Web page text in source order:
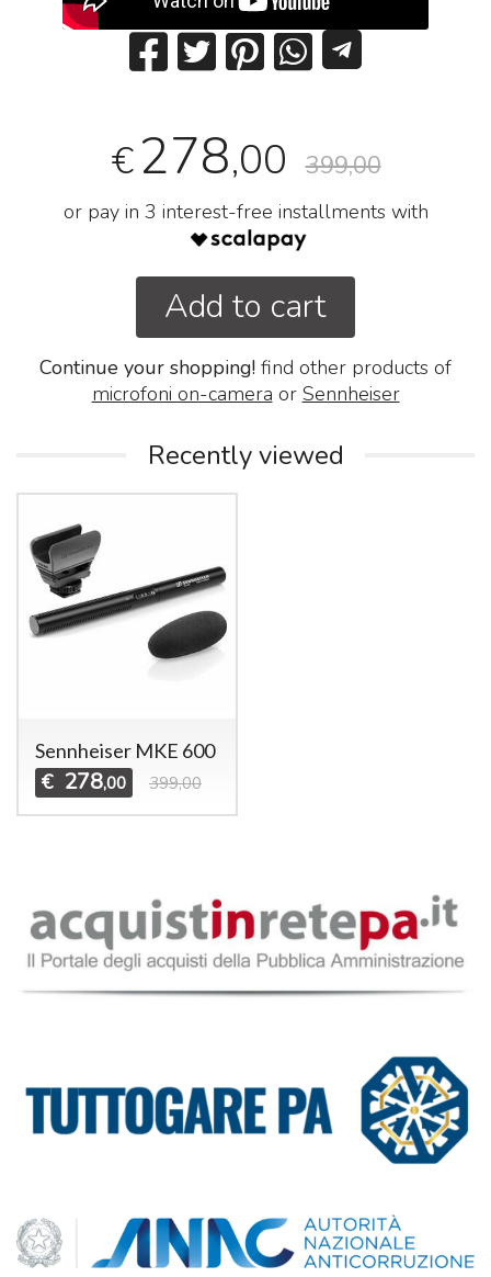
€278,00 399,00
or pay in 3 interest-free installments with
Add to cart
Continue your shopping! find other products of
microfoni on-camera or Sennheiser
Recently viewed
Sennheiser MKE 600
€ 278,00 399,00